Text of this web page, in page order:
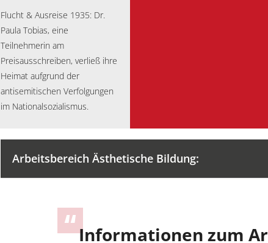
Flucht & Ausreise 1935: Dr.
Paula Tobias, eine
Teilnehmerin am
Preisausschreiben, verließ ihre
Heimat aufgrund der
antisemitischen Verfolgungen
im Nationalsozialismus.
Arbeitsbereich Ästhetische Bildung:
Informationen zum